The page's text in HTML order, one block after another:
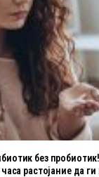
без
растојание да